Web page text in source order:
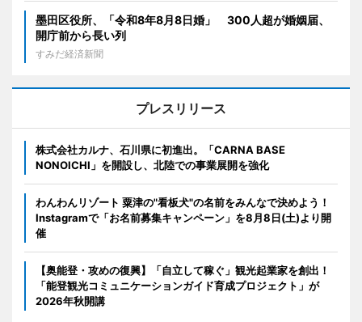
墨田区役所、「令和8年8月8日婚」 300人超が婚姻届、
開庁前から長い列
すみだ経済新聞
プレスリリース
株式会社カルナ、石川県に初進出。「CARNA BASE
NONOICHI」を開設し、北陸での事業展開を強化
わんわんリゾート 粟津の"看板犬"の名前をみんなで決めよう！
Instagramで「お名前募集キャンペーン」を8月8日(土)より開
催
【奥能登・攻めの復興】「自立して稼ぐ」観光起業家を創出！
「能登観光コミュニケーションガイド育成プロジェクト」が
2026年秋開講